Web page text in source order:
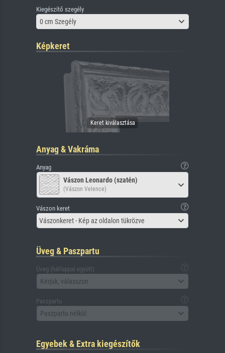
Kiegészítő szegély
0 cm Szegély
Képkeret
Anyag & Vakráma
Anyag
Vászon Leonardo (szatén)
(Vászon Velence)
Vászon keret
Vászonkeret - Kép az oldalon tükrözve
Üveg & Paszpartu
Üveg (hátlappal együtt)
Kérjük, válasszon
Paszpartu
Paszpartu nélkül
Egyebek & Extra kiegészítők